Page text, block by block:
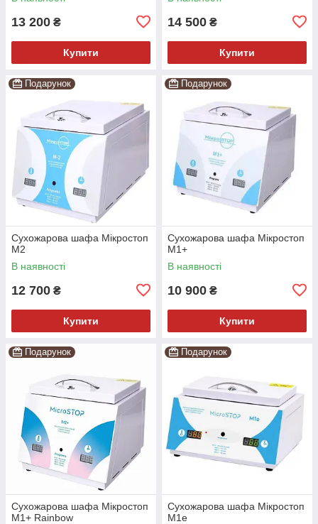
13 200 ₴
Купити
14 500 ₴
Купити
Подарунок
Сухожарова шафа Мікростоп
М2
В наявності
12 700 ₴
Купити
Подарунок
Сухожарова шафа Мікростоп
М1+
В наявності
10 900 ₴
Купити
Подарунок
Сухожарова шафа Мікростоп
М1+ Rainbow
Подарунок
Сухожарова шафа Мікростоп
М1е